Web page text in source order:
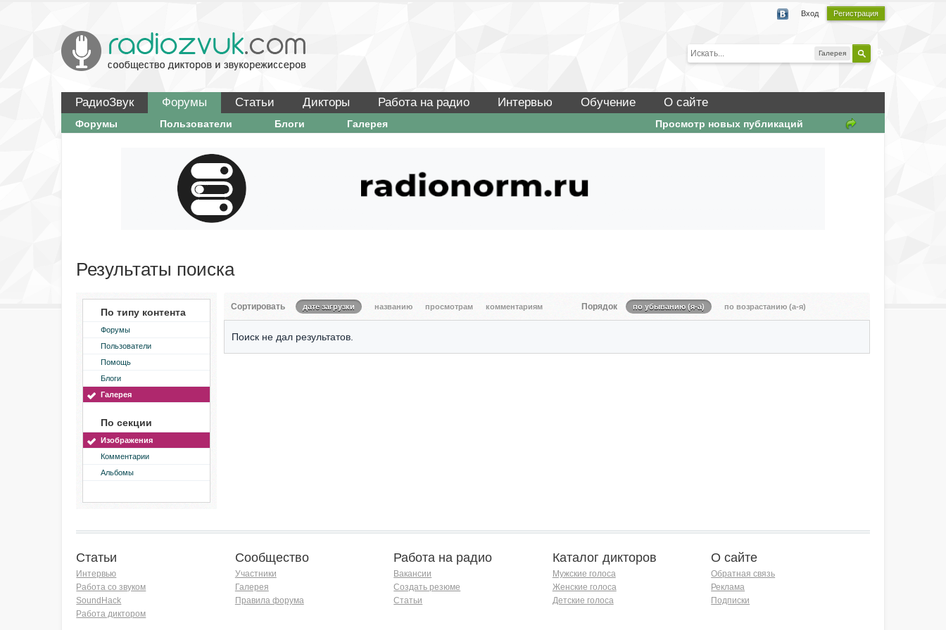
Вход Регистрация
Галерея
РадиоЗвук Форумы Статьи Дикторы Работа на радио Интервью Обучение О сайте
Просмотр новых публикаций
Форумы Пользователи Блоги Галерея
Результаты поиска
По типу контента
Форумы
Пользователи
Помощь
Блоги
Галерея
По секции
Изображения
Комментарии
Альбомы
Сортировать дате загрузки названию просмотрам комментариям Порядок по убыванию (я-а) по возрастанию (а-я)
Поиск не дал результатов.
Статьи
Интервью
Работа со звуком
SoundHack
Работа диктором
Сообщество
Участники
Галерея
Правила форума
Работа на радио
Вакансии
Создать резюме
Статьи
Каталог дикторов
Мужские голоса
Женские голоса
Детские голоса
О сайте
Обратная связь
Реклама
Подписки